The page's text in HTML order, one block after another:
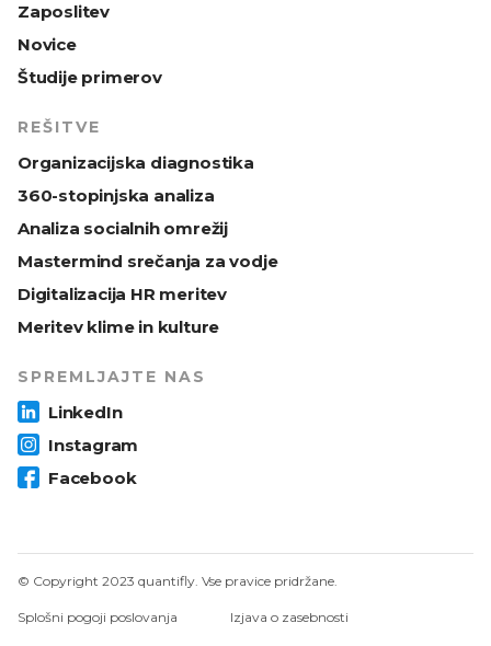
Zaposlitev
Novice
Študije primerov
REŠITVE
Organizacijska diagnostika
360-stopinjska analiza
Analiza socialnih omrežij
Mastermind srečanja za vodje
Digitalizacija HR meritev
Meritev klime in kulture
SPREMLJAJTE NAS
LinkedIn
Instagram
Facebook
© Copyright 2023 quantifly. Vse pravice pridržane.
Splošni pogoji poslovanja Izjava o zasebnosti